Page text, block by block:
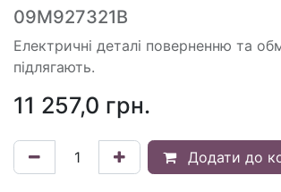
09M927321B
Електричні деталі поверненню та
підлягають.
11 257,0 грн.
Додати до